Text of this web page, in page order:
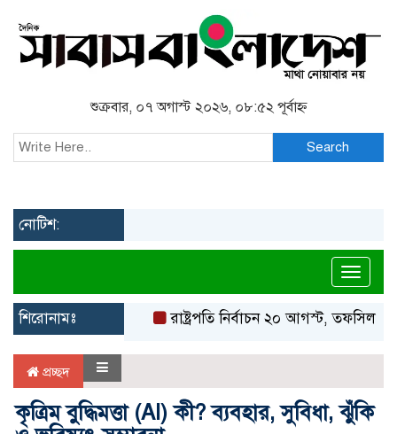
শুক্রবার, ০৭ অগাস্ট ২০২৬, ০৮:৫২ পূর্বাহ্ন
Search
নোটিশ:
শিরোনামঃ রাষ্ট্রপতি নির্বাচন ২০ আগস্ট, তফসিল
প্রচ্ছদ
কৃত্রিম বুদ্ধিমত্তা (AI) কী? ব্যবহার, সুবিধা, ঝুঁকি